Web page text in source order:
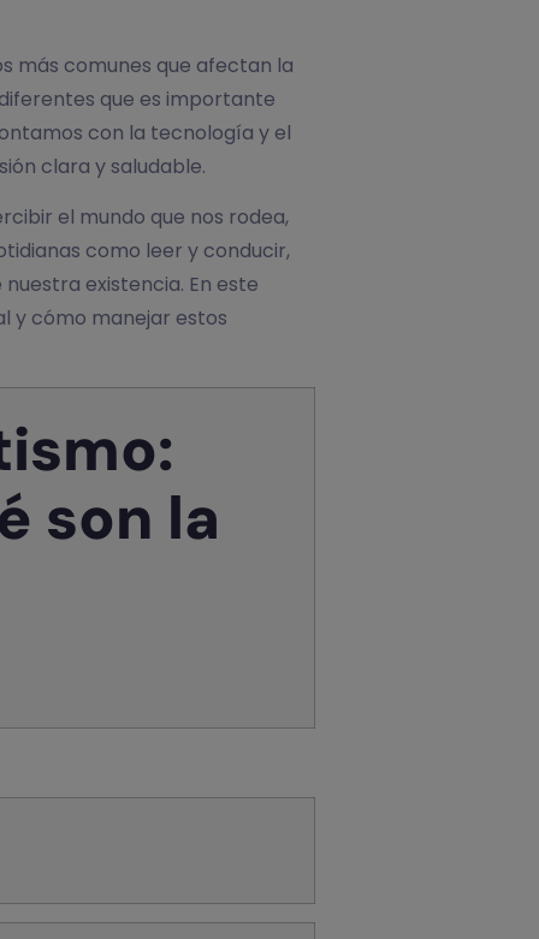
más comunes que afectan la
que es importante
con la tecnología y el
clara y saludable.
el mundo que nos rodea,
como leer y conducir,
existencia. En este
y cómo manejar estos
son la